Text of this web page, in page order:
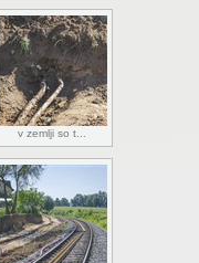
v zemlji so t...